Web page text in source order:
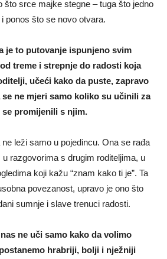
što srce majke stegne – tuga što jedno
ponos što se novo otvara.
je to putovanje ispunjeno svim
treme i strepnje do radosti koja
učeći kako da puste, zapravo
se ne mjeri samo koliko su učinili za
promijenili s njim.
leži samo u pojedincu. Ona se rađa
u razgovorima s drugim roditeljima, u
koji kažu “znam kako ti je”. Ta
povezanost, upravo je ono što
sumnje i slave trenuci radosti.
ne uči samo kako da volimo
hrabriji, bolji i nježniji